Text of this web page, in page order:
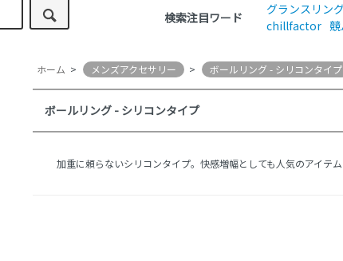
検索注目ワード
グランスリン
chillfactor
ホーム > メンズアクセサリー > ボールリング - シリコンタイプ
ボールリング - シリコンタイプ
加重に頼らないシリコンタイプ。快感増幅としても人気のアイテム